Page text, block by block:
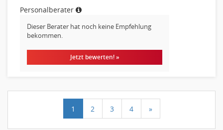
Personalberater
Dieser Berater hat noch keine Empfehlung
bekommen.
Jetzt bewerten! »
1 2 3 4 »